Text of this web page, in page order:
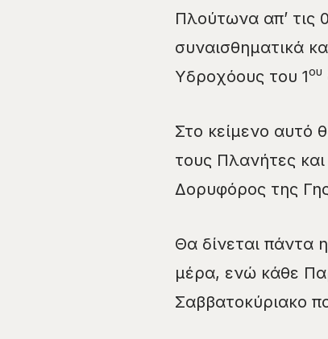
Πλούτωνα απ’ τις
συναισθηματικά
Υδροχόους του 1ου
Στο κείμενο αυτό
τους Πλανήτες
Δορυφόρος της
Θα δίνεται πάντα
μέρα, ενώ κάθε
Σαββατοκύριακο